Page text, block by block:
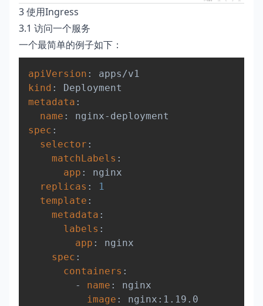
3 使用Ingress
3.1 访问一个服务
一个最简单的例子如下：
apiVersion :
kind :
metadata :
name : nginx-
spec :
selector :
matchLabels :
app :
nginx
replicas :
1
template :
metadata :
labels :
app :
nginx
spec :
containers :
-
name :
nginx
image : nginx : 1.19.0